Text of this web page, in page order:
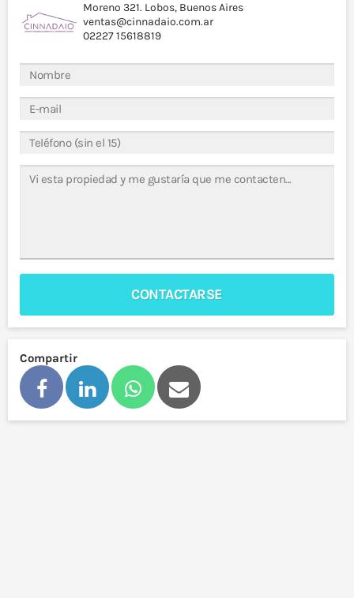
Moreno 321. Lobos, Buenos Aires
ventas@cinnadaio.com.ar
02227 15618819
CONTACTARSE
Compartir